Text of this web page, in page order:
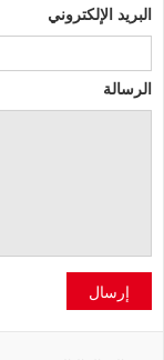
البريد الإلكتروني
الرسالة
إرسال